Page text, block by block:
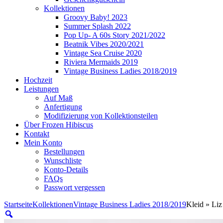
Kollektionen
Groovy Baby! 2023
Summer Splash 2022
Pop Up- A 60s Story 2021/2022
Beatnik Vibes 2020/2021
Vintage Sea Cruise 2020
Riviera Mermaids 2019
Vintage Business Ladies 2018/2019
Hochzeit
Leistungen
Auf Maß
Anfertigung
Modifizierung von Kollektionsteilen
Über Frozen Hibiscus
Kontakt
Mein Konto
Bestellungen
Wunschliste
Konto-Details
FAQs
Passwort vergessen
StartseiteKollektionenVintage Business Ladies 2018/2019Kleid » Liz